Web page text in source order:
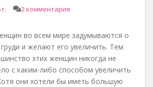
2 комментария
во всем мире задумываются о
и желают его увеличить. Тем
этих женщин никогда не
с каким-либо способом увеличить
они хотели бы иметь большую